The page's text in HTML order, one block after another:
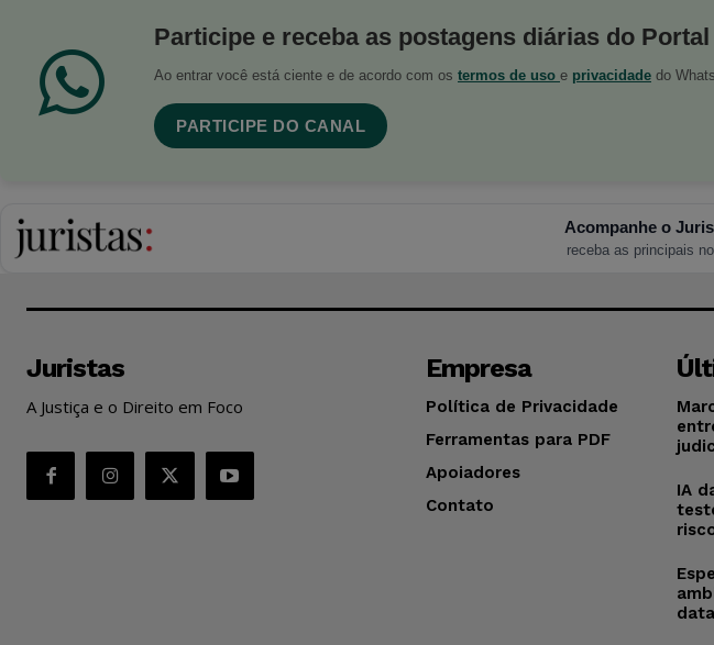
Participe e receba as postagens diárias do
Ao entrar você está ciente e de acordo com os termos de uso e privacidade do
PARTICIPE DO CANAL
Acompanhe o
receba as principais
Juristas
A Justiça e o Direito em Foco
Empresa
Política de Privacidade
Ferramentas para PDF
Apoiadores
Contato
IA